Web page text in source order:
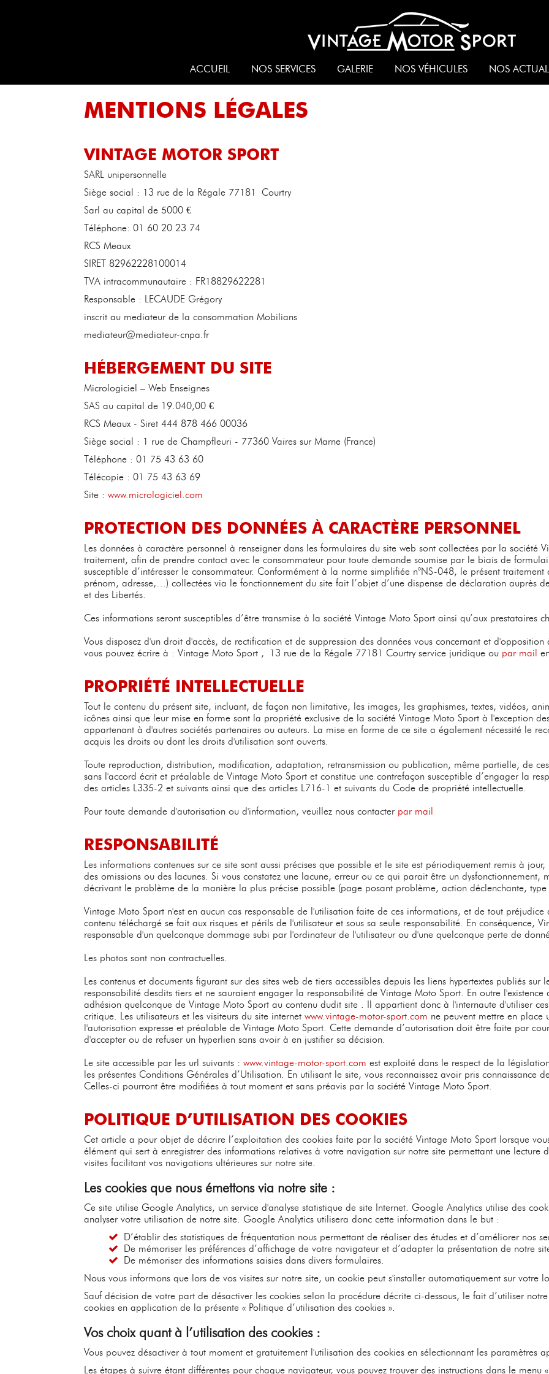
ACCUEIL NOS SERVICES GALERIE NOS VÉHICULES NOS
MENTIONS LÉGALES
VINTAGE MOTOR SPORT
SARL unipersonnelle
Siège social : 13 rue de la Régale 77181 Courtry
Sarl au capital de 5000 €
Téléphone: 01 60 20 23 74
RCS Meaux
SIRET 82962228100014
TVA intracommunautaire : FR18829622281
Responsable : LECAUDE Grégory
inscrit au mediateur de la consommation Mobilians
mediateur@mediateur-cnpa.fr
HÉBERGEMENT DU SITE
Micrologiciel – Web Enseignes
SAS au capital de 19.040,00 €
RCS Meaux - Siret 444 878 466 00036
Siège social : 1 rue de Champfleuri - 77360 Vaires sur Marne (France)
Téléphone : 01 75 43 63 60
Télécopie : 01 75 43 63 69
Site : www.micrologiciel.com
PROTECTION DES DONNÉES À CARACTÈRE PERSONNEL
Les données à caractère personnel à renseigner dans les formulaires du site web sont collectées par la société
traitement, afin de prendre contact avec le consommateur pour toute demande soumise par le biais de
susceptible d’intéresser le consommateur. Conformément à la norme simplifiée n°NS-048, le présent
prénom, adresse,…) collectées via le fonctionnement du site fait l’objet d’une dispense de déclaration auprès
et des Libertés.
Ces informations seront susceptibles d’être transmise à la société Vintage Moto Sport ainsi qu’aux prestataires
Vous disposez d'un droit d'accès, de rectification et de suppression des données vous concernant et d'opposition
vous pouvez écrire à : Vintage Moto Sport , 13 rue de la Régale 77181 Courtry service juridique ou par mail
PROPRIÉTÉ INTELLECTUELLE
Tout le contenu du présent site, incluant, de façon non limitative, les images, les graphismes, textes, vidéos,
icônes ainsi que leur mise en forme sont la propriété exclusive de la société Vintage Moto Sport à l'exception
appartenant à d'autres sociétés partenaires ou auteurs. La mise en forme de ce site a également nécessité le
acquis les droits ou dont les droits d'utilisation sont ouverts.
Toute reproduction, distribution, modification, adaptation, retransmission ou publication, même partielle, de
sans l'accord écrit et préalable de Vintage Moto Sport et constitue une contrefaçon susceptible d’engager la
des articles L335-2 et suivants ainsi que des articles L716-1 et suivants du Code de propriété intellectuelle.
Pour toute demande d'autorisation ou d'information, veuillez nous contacter par mail
RESPONSABILITÉ
Les informations contenues sur ce site sont aussi précises que possible et le site est périodiquement remis à
des omissions ou des lacunes. Si vous constatez une lacune, erreur ou ce qui parait être un
décrivant le problème de la manière la plus précise possible (page posant problème, action déclenchante,
Vintage Moto Sport n'est en aucun cas responsable de l'utilisation faite de ces informations, et de tout préjudice
contenu téléchargé se fait aux risques et périls de l'utilisateur et sous sa seule responsabilité. En conséquence,
responsable d'un quelconque dommage subi par l'ordinateur de l'utilisateur ou d'une quelconque perte de
Les photos sont non contractuelles.
Les contenus et documents figurant sur des sites web de tiers accessibles depuis les liens hypertextes publiés sur
responsabilité desdits tiers et ne sauraient engager la responsabilité de Vintage Moto Sport. En outre
adhésion quelconque de Vintage Moto Sport au contenu dudit site . Il appartient donc à l'internaute d'utiliser
critique. Les utilisateurs et les visiteurs du site internet www.vintage-motor-sport.com ne peuvent mettre en place
l'autorisation expresse et préalable de Vintage Moto Sport. Cette demande d’autorisation doit être faite par
d'accepter ou de refuser un hyperlien sans avoir à en justifier sa décision.
Le site accessible par les url suivants : www.vintage-motor-sport.com est exploité dans le respect de la
les présentes Conditions Générales d’Utilisation. En utilisant le site, vous reconnaissez avoir pris connaissance
Celles-ci pourront être modifiées à tout moment et sans préavis par la société Vintage Moto Sport.
POLITIQUE D’UTILISATION DES COOKIES
Cet article a pour objet de décrire l’exploitation des cookies faite par la société Vintage Moto Sport lorsque
élément qui sert à enregistrer des informations relatives à votre navigation sur notre site permettant une lecture
visites facilitant vos navigations ultérieures sur notre site.
Les cookies que nous émettons via notre site :
Ce site utilise Google Analytics, un service d'analyse statistique de site Internet. Google Analytics utilise des
analyser votre utilisation de notre site. Google Analytics utilisera donc cette information dans le but :
D’établir des statistiques de fréquentation nous permettant de réaliser des études et d’améliorer nos
De mémoriser les préférences d’affichage de votre navigateur et d’adapter la présentation de notre
De mémoriser des informations saisies dans divers formulaires.
Nous vous informons que lors de vos visites sur notre site, un cookie peut s'installer automatiquement sur votre
Sauf décision de votre part de désactiver les cookies selon la procédure décrite ci-dessous, le fait d’utiliser
cookies en application de la présente « Politique d’utilisation des cookies ».
Vos choix quant à l’utilisation des cookies :
Vous pouvez désactiver à tout moment et gratuitement l'utilisation des cookies en sélectionnant les paramètres
Les étapes à suivre étant différentes pour chaque navigateur, vous pouvez trouver des instructions dans le